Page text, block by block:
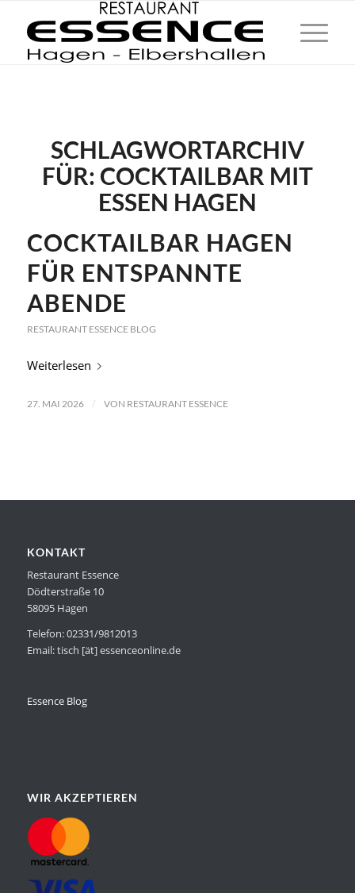
SCHLAGWORTARCHIV
FÜR: COCKTAILBAR MIT
ESSEN HAGEN
COCKTAILBAR HAGEN
FÜR ENTSPANNTE
ABENDE
RESTAURANT ESSENCE BLOG
Weiterlesen
27. MAI 2026 / VON RESTAURANT ESSENCE
KONTAKT
Restaurant Essence
Dödterstraße 10
58095 Hagen
Telefon: 02331/9812013
Email: tisch [ät] essenceonline.de
Essence Blog
WIR AKZEPTIEREN